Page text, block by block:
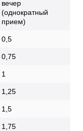
вечер
(однократный
прием)
0,5
0,75
1
1,25
1,5
1,75